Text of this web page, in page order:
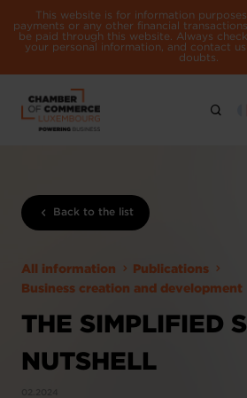
This website is for information
payments or any other financial
be paid through this website. Always
your personal information, and contact
doubts.
Back to the list
All information
Publications
Business creation and development
THE SIMPLIFIED
NUTSHELL